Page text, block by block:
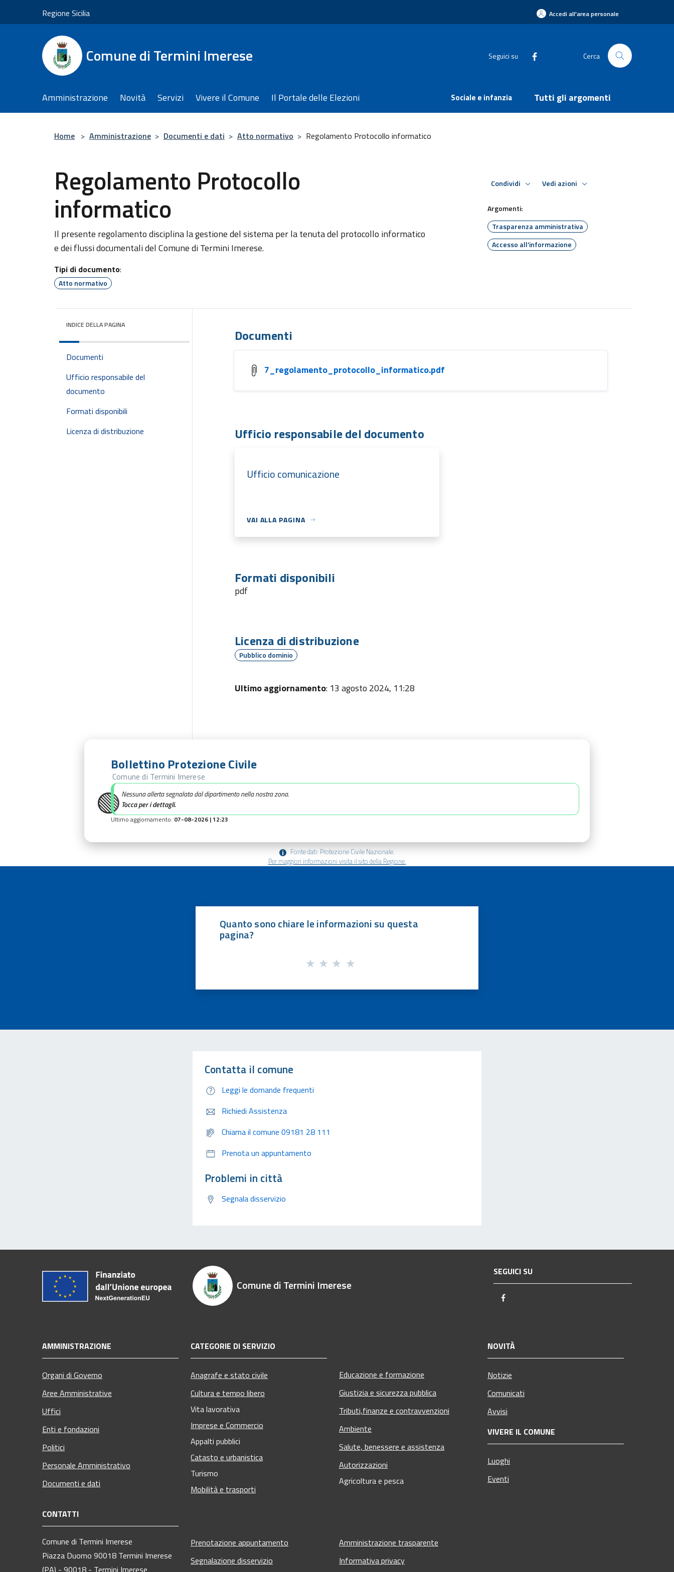
Regione Sicilia Accedi all'area personale
Comune di Termini Imerese Seguici su Cerca
Amministrazione Novità Servizi Vivere il Comune Il Portale delle Elezioni Sociale e infanzia Tutti gli argomenti
Home > Amministrazione > Documenti e dati > Atto normativo > Regolamento Protocollo informatico
Regolamento Protocollo
informatico
Il presente regolamento disciplina la gestione del sistema per la tenuta del protocollo informatico
e dei flussi documentali del Comune di Termini Imerese.
Tipi di documento:
Atto normativo
Condividi Vedi azioni
Argomenti:
Trasparenza amministrativa
Accesso all'informazione
INDICE DELLA PAGINA
Documenti
Ufficio responsabile del
documento
Formati disponibili
Licenza di distribuzione
Documenti
7_regolamento_protocollo_informatico.pdf
Ufficio responsabile del documento
Ufficio comunicazione
VAI ALLA PAGINA
Formati disponibili
pdf
Licenza di distribuzione
Pubblico dominio
Ultimo aggiornamento: 13 agosto 2024, 11:28
🟢
Bollettino Protezione Civile
Comune di Termini Imerese
Nessuna allerta segnalata dal dipartimento nella nostra zona.
Tocca per i dettagli.
Ultimo aggiornamento: 07-08-2026 | 12:23
Fonte dati: Protezione Civile Nazionale.
Per maggiori informazioni visita il sito della Regione.
Quanto sono chiare le informazioni su questa
pagina?
Contatta il comune
Leggi le domande frequenti
Richiedi Assistenza
Chiama il comune 09181 28 111
Prenota un appuntamento
Problemi in città
Segnala disservizio
Comune di Termini Imerese
SEGUICI SU
AMMINISTRAZIONE
Organi di Governo
Aree Amministrative
Uffici
Enti e fondazioni
Politici
Personale Amministrativo
Documenti e dati
CATEGORIE DI SERVIZIO
Anagrafe e stato civile
Cultura e tempo libero
Vita lavorativa
Imprese e Commercio
Appalti pubblici
Catasto e urbanistica
Turismo
Mobilità e trasporti
Educazione e formazione
Giustizia e sicurezza pubblica
Tributi,finanze e contravvenzioni
Ambiente
Salute, benessere e assistenza
Autorizzazioni
Agricoltura e pesca
NOVITÀ
Notizie
Comunicati
Avvisi
VIVERE IL COMUNE
Luoghi
Eventi
CONTATTI
Comune di Termini Imerese
Piazza Duomo 90018 Termini Imerese
(PA) - 90018 - Termini Imerese
Prenotazione appuntamento
Segnalazione disservizio
Amministrazione trasparente
Informativa privacy